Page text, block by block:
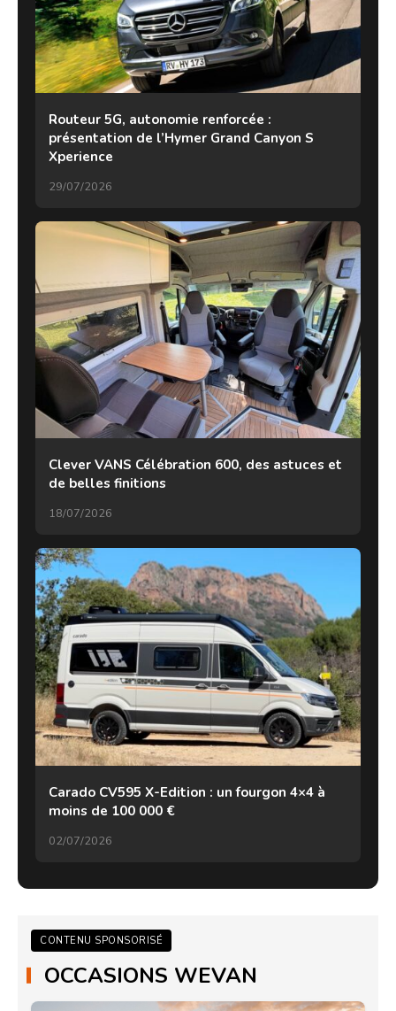
Routeur 5G, autonomie renforcée :
présentation de l’Hymer Grand Canyon S
Xperience
29/07/2026
Clever VANS Célébration 600, des astuces et
de belles finitions
18/07/2026
Carado CV595 X-Edition : un fourgon 4×4 à
moins de 100 000 €
02/07/2026
CONTENU SPONSORISÉ
OCCASIONS WEVAN